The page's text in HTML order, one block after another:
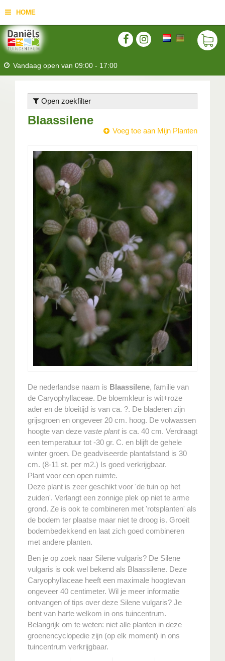
HOME
Vandaag open van 09:00 - 17:00
Open zoekfilter
Blaassilene
Voeg toe aan Mijn Planten
De nederlandse naam is Blaassilene, familie van
de Caryophyllaceae. De bloemkleur is wit+roze
ader en de bloeitijd is van ca. ?. De bladeren zijn
grijsgroen en ongeveer 20 cm. hoog. De volwassen
hoogte van deze vaste plantis ca. 40 cm. Verdraagt
een temperatuur tot -30 gr. C. en blijft de gehele
winter groen. De geadviseerde plantafstand is 30
cm. (8-11 st. per m2.) Is goed verkrijgbaar.
Plant voor een open ruimte.
Deze plant is zeer geschikt voor 'de tuin op het
zuiden'. Verlangt een zonnige plek op niet te arme
grond. Ze is ook te combineren met 'rotsplanten' als
de bodem ter plaatse maar niet te droog is. Groeit
bodembedekkend en laat zich goed combineren
met andere planten.
Ben je op zoek naar Silene vulgaris? De Silene
vulgaris is ook wel bekend als Blaassilene. Deze
Caryophyllaceae heeft een maximale hoogtevan
ongeveer 40 centimeter. Wil je meer informatie
ontvangen of tips over deze Silene vulgaris? Je
bent van harte welkom in ons tuincentrum.
Belangrijk om te weten: niet alle planten in deze
groenencyclopedie zijn (op elk moment) in ons
tuincentrum verkrijgbaar.